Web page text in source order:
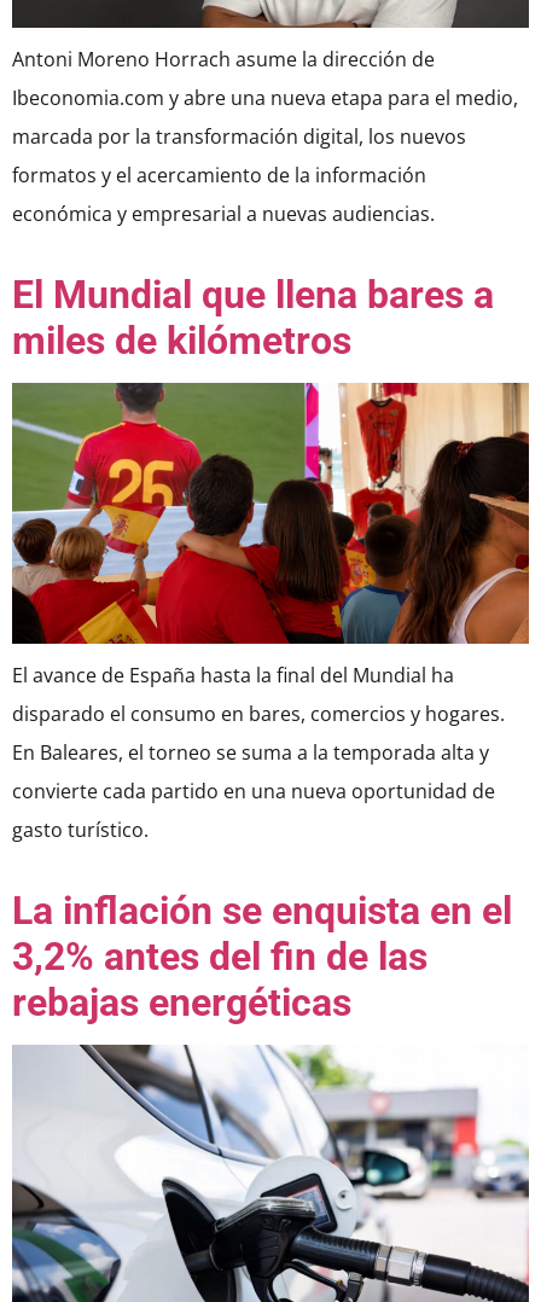
Antoni Moreno Horrach asume la dirección de
Ibeconomia.com y abre una nueva etapa para el medio,
marcada por la transformación digital, los nuevos
formatos y el acercamiento de la información
económica y empresarial a nuevas audiencias.
El Mundial que llena bares a
miles de kilómetros
El avance de España hasta la final del Mundial ha
disparado el consumo en bares, comercios y hogares.
En Baleares, el torneo se suma a la temporada alta y
convierte cada partido en una nueva oportunidad de
gasto turístico.
La inflación se enquista en el
3,2% antes del fin de las
rebajas energéticas